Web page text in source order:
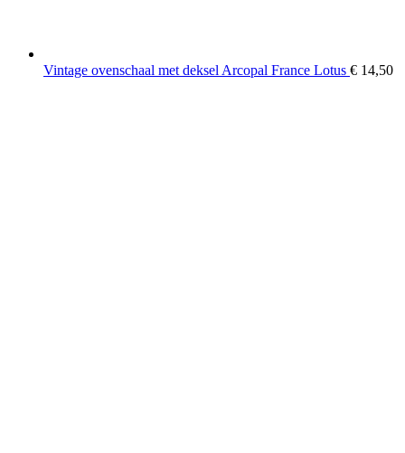
Vintage ovenschaal met deksel Arcopal France Lotus € 14,50